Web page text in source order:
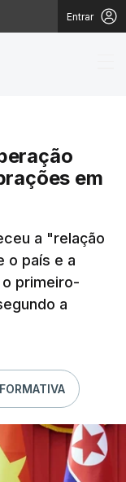
Entrar
em
a "relação
o país e a
o primeiro-
a